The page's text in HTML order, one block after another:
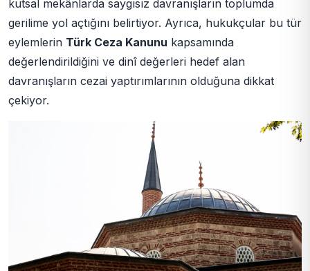
kutsal mekânlarda saygısız davranışların toplumda
gerilime yol açtığını belirtiyor. Ayrıca, hukukçular bu tür
eylemlerin Türk Ceza Kanunu kapsamında
değerlendirildiğini ve dinî değerleri hedef alan
davranışların cezai yaptırımlarının olduğuna dikkat
çekiyor.